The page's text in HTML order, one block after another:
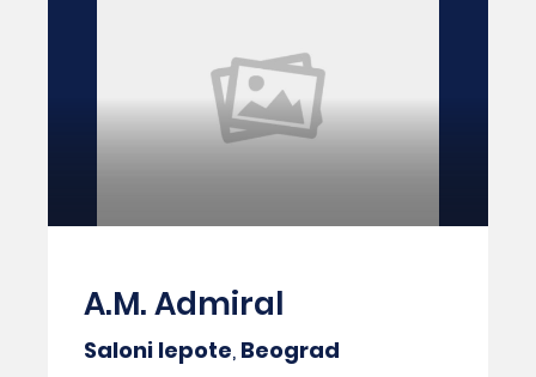
A.M. Admiral
Saloni lepote, Beograd